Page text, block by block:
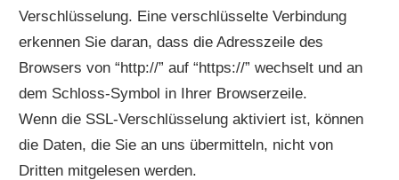
Verschlüsselung. Eine verschlüsselte Verbindung
erkennen Sie daran, dass die Adresszeile des
Browsers von “http://” auf “https://” wechselt und an
dem Schloss-Symbol in Ihrer Browserzeile.
Wenn die SSL-Verschlüsselung aktiviert ist, können
die Daten, die Sie an uns übermitteln, nicht von
Dritten mitgelesen werden.